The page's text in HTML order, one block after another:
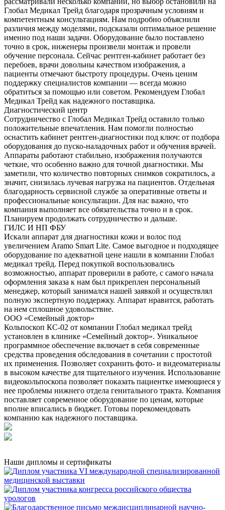
Глобал Медикал Трейд благодаря прозрачным условиям и
компетентным консультациям. Нам подробно объяснили
различия между моделями, подсказали оптимальное решение
именно под наши задачи. Оборудование было поставлено
точно в срок, инженеры произвели монтаж и провели
обучение персонала. Сейчас рентген-кабинет работает без
перебоев, врачи довольны качеством изображения, а
пациенты отмечают быстроту процедуры. Очень ценим
поддержку специалистов компании — всегда можно
обратиться за помощью или советом. Рекомендуем Глобал
Медикал Трейд как надежного поставщика.
Диагностический центр
Сотрудничество с Глобал Медикал Трейд оставило только
положительные впечатления. Нам помогли полностью
оснастить кабинет рентген-диагностики под ключ: от подбора
оборудования до пуско-наладочных работ и обучения врачей.
Аппараты работают стабильно, изображения получаются
четкие, что особенно важно для точной диагностики. Мы
заметили, что количество повторных снимков сократилось, а
значит, снизилась лучевая нагрузка на пациентов. Отдельная
благодарность сервисной службе за оперативные ответы и
профессиональные консультации. Для нас важно, что
компания выполняет все обязательства точно и в срок.
Планируем продолжать сотрудничество и дальше.
ГИЛС И НП ФБУ
Искали аппарат для диагностики кожи и волос под
увеличением Aramo Smart Lite. Самое выгодное и подходящее
оборудование по адекватной цене нашли в компании Глобал
медикал трейд. Перед покупкой воспользовались
возможностью, аппарат проверили в работе, с самого начала
оформления заказа к нам был прикреплен персональный
менеджер, который занимался нашей заявкой и осуществлял
полную экспертную поддержку. Аппарат нравится, работать
на нем сплошное удовольствие.
ООО «Семейный доктор»
Кольпоскоп КС-02 от компании Глобал медикал трейд
установлен в клинике «Семейный доктор». Уникальное
программное обеспечение включает в себя современные
средства проведения обследования в сочетании с простотой
их применения. Позволяет сохранить фото- и видеоматериалы
в высоком качестве для тщательного изучения. Использование
видеокольпоскопа позволяет показать пациентке имеющиеся у
нее проблемы нижнего отдела генитального тракта. Компания
поставляет современное оборудование по ценам, которые
вполне вписались в бюджет. Готовы порекомендовать
компанию как надежного поставщика.
Наши дипломы и сертификаты